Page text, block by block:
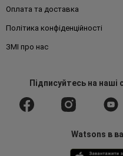
Оплата та доставка
Політика конфіденційності
ЗМІ про нас
Підписуйтесьна наші
Watsons в